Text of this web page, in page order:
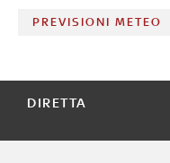
PREVISIONI METEO
DIRETTA